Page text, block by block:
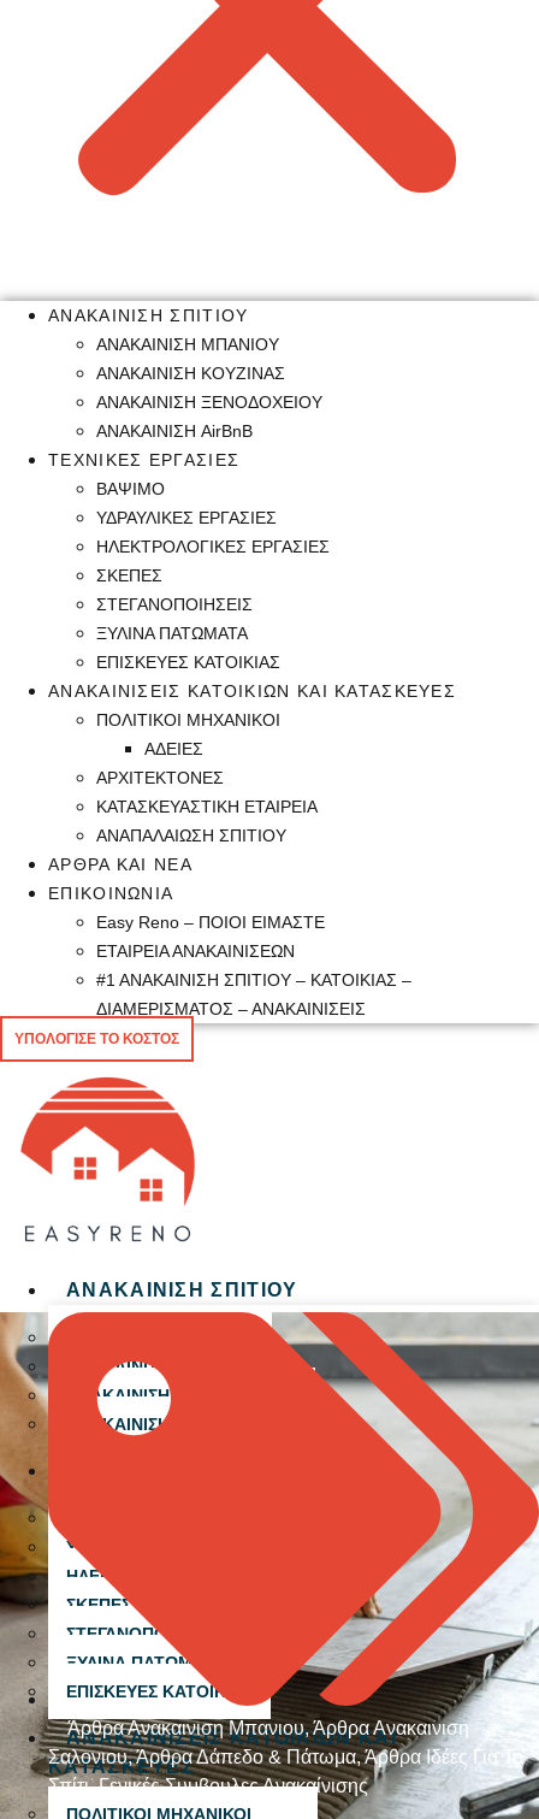
ΑΝΑΚΑΙΝΙΣΗ ΣΠΙΤΙΟΥ
ΑΝΑΚΑΙΝΙΣΗ ΜΠΑΝΙΟΥ
ΑΝΑΚΑΙΝΙΣΗ ΚΟΥΖΙΝΑΣ
ΑΝΑΚΑΙΝΙΣΗ ΞΕΝΟΔΟΧΕΙΟΥ
ΑΝΑΚΑΙΝΙΣΗ AirBnB
ΤΕΧΝΙΚΕΣ ΕΡΓΑΣΙΕΣ
ΒΑΨΙΜΟ
ΥΔΡΑΥΛΙΚΕΣ ΕΡΓΑΣΙΕΣ
ΗΛΕΚΤΡΟΛΟΓΙΚΕΣ ΕΡΓΑΣΙΕΣ
ΣΚΕΠΕΣ
ΣΤΕΓΑΝΟΠΟΙΗΣΕΙΣ
ΞΥΛΙΝΑ ΠΑΤΩΜΑΤΑ
ΕΠΙΣΚΕΥΕΣ ΚΑΤΟΙΚΙΑΣ
ΑΝΑΚΑΙΝΙΣΕΙΣ ΚΑΤΟΙΚΙΩΝ ΚΑΙ ΚΑΤΑΣΚΕΥΕΣ
ΠΟΛΙΤΙΚΟΙ ΜΗΧΑΝΙΚΟΙ
ΑΔΕΙΕΣ
ΑΡΧΙΤΕΚΤΟΝΕΣ
ΚΑΤΑΣΚΕΥΑΣΤΙΚΗ ΕΤΑΙΡΕΙΑ
ΑΝΑΠΑΛΑΙΩΣΗ ΣΠΙΤΙΟΥ
ΑΡΘΡΑ ΚΑΙ ΝΕΑ
ΕΠΙΚΟΙΝΩΝΙΑ
Easy Reno – ΠΟΙΟΙ ΕΙΜΑΣΤΕ
ΕΤΑΙΡΕΙΑ ΑΝΑΚΑΙΝΙΣΕΩΝ
#1 ΑΝΑΚΑΙΝΙΣΗ ΣΠΙΤΙΟΥ – ΚΑΤΟΙΚΙΑΣ –
ΔΙΑΜΕΡΙΣΜΑΤΟΣ – ΑΝΑΚΑΙΝΙΣΕΙΣ
ΥΠΟΛΟΓΙΣΕ ΤΟ ΚΟΣΤΟΣ
ΑΝΑΚΑΙΝΙΣΗ ΣΠΙΤΙΟΥ
ΑΝΑΚΑΙΝΙΣΗ ΚΟΥΖΙΝΑΣ
ΑΝΑΚΑΙΝΙΣΗ ΞΕΝΟΔΟΧΕΙΟΥ
ΑΝΑΚΑΙΝΙΣΗ AirBnB
ΥΔΡΑΥΛΙΚΕΣ ΕΡΓΑΣΙΕΣ
ΗΛΕΚΤΡΟΛΟΓΙΚΕΣ ΕΡΓΑΣΙΕΣ
ΣΚΕΠΕΣ
ΣΤΕΓΑΝΟΠΟΙΗΣΕΙΣ
ΞΥΛΙΝΑ ΠΑΤΩΜΑΤΑ
ΕΠΙΣΚΕΥΕΣ ΚΑΤΟΙΚΙΑΣ
ΑΝΑΚΑΙΝΙΣΕΙΣ ΚΑΤΟΙΚΙΩΝ ΚΑΙ
ΚΑΤΑΣΚΕΥΕΣ
ΠΟΛΙΤΙΚΟΙ ΜΗΧΑΝΙΚΟΙ
Άρθρα Ανακαινιση Μπανιου,Άρθρα Ανακαινιση
Σαλονιου,Άρθρα Δάπεδο & Πάτωμα,Άρθρα Ιδέες Για Το
Σπίτι,Γενικές Συμβουλες Ανακαίνισης